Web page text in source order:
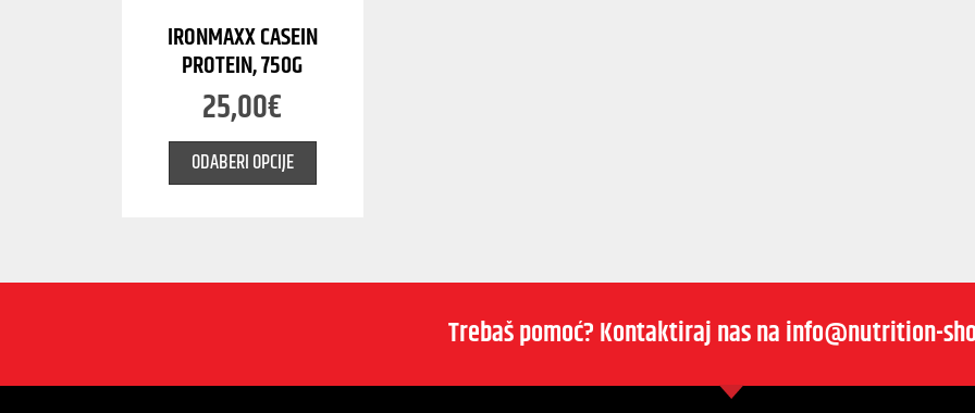
IRONMAXX CASEIN
PROTEIN, 750G
25,00€
ODABERI OPCIJE
Trebaš pomoć? Kontaktiraj nas na info@nutrition-